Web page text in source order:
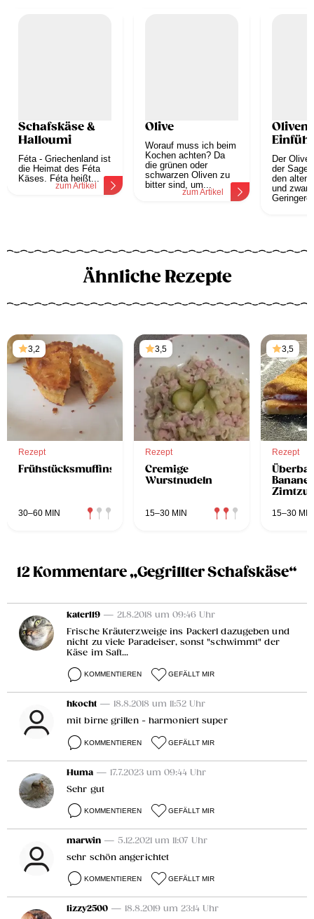
Schafskäse &
Halloumi
Féta - Griechenland ist
die Heimat des Féta
Käses. Féta heißt...
zum Artikel
Olive
Worauf muss ich beim
Kochen achten? Da
die grünen oder
schwarzen Oliven zu
bitter sind, um...
zum Artikel
Oliven
Der
der Sage
den alten
und zwar
Ähnliche Rezepte
3,2
Rezept
Frühstücksmuffins
30–60 MIN
3,5
Rezept
Cremige
Wurstnudeln
15–30 MIN
3,5
Rezept
15–30 MIN
12 Kommentare „Gegrillter Schafskäse“
katerl19 — 21.8.2018 um 09:46 Uhr
Frische Kräuterzweige ins Packerl dazugeben und
nicht zu viele Paradeiser, sonst "schwimmt" der
Käse im Saft...
KOMMENTIEREN GEFÄLLT MIR
hkocht — 18.8.2018 um 11:52 Uhr
mit birne grillen - harmoniert super
KOMMENTIEREN GEFÄLLT MIR
Huma — 17.7.2023 um 09:44 Uhr
Sehr gut
KOMMENTIEREN GEFÄLLT MIR
marwin — 5.12.2021 um 11:07 Uhr
sehr schön angerichtet
KOMMENTIEREN GEFÄLLT MIR
lizzy2500 — 18.8.2019 um 23:14 Uhr